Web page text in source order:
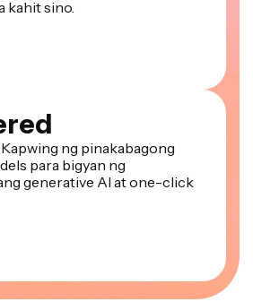
ng pinakabagong
para bigyan ng
generative AI at one-click